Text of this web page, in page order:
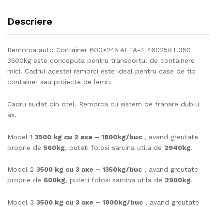
Descriere
Remorca auto Container 600×245 ALFA-T 46025KT.350
3500kg este conceputa pentru transportul de containere
mici. Cadrul acestei remorci este ideal pentru case de tip
container sau proiecte de lemn.
Cadru sudat din otel. Remorca cu sistem de franare dublu
ax.
Model 1 3500 kg cu 2 axe – 1800kg/buc , avand greutate
proprie de 560kg, puteti folosi sarcina utila de 2940kg.
Model 2 3500 kg cu 3 axe – 1350kg/buc , avand greutate
proprie de 600kg, puteti folosi sarcina utila de 2900kg.
Model 3 3500 kg cu 3 axe – 1800kg/buc , avand greutate